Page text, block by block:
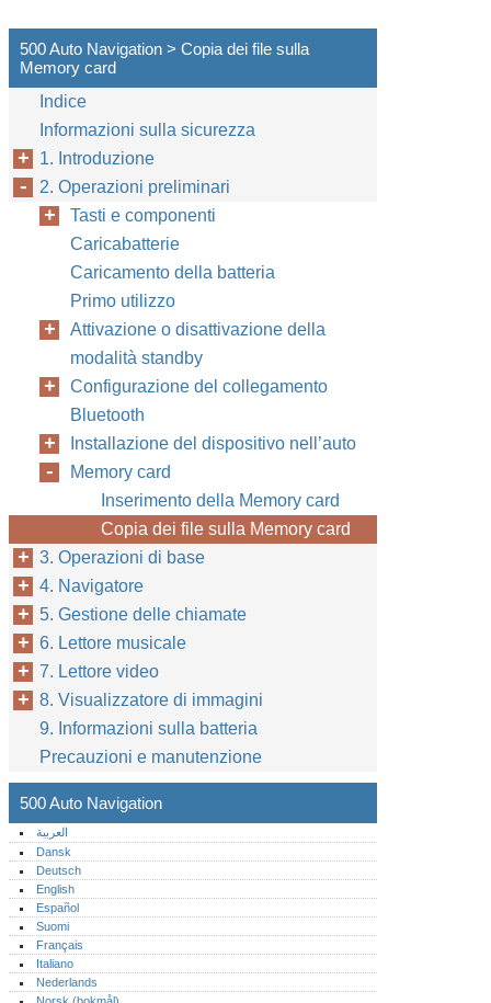
500 Auto Navigation > Copia dei file sulla
Memory card
Indice
Informazioni sulla sicurezza
1. Introduzione
2. Operazioni preliminari
Tasti e componenti
Caricabatterie
Caricamento della batteria
Primo utilizzo
Attivazione o disattivazione della
modalità standby
Configurazione del collegamento
Bluetooth
Installazione del dispositivo nell’auto
Memory card
Inserimento della Memory card
Copia dei file sulla Memory card
3. Operazioni di base
4. Navigatore
5. Gestione delle chiamate
6. Lettore musicale
7. Lettore video
8. Visualizzatore di immagini
9. Informazioni sulla batteria
Precauzioni e manutenzione
500 Auto Navigation
العربية
Dansk
Deutsch
English
Español
Suomi
Français
Italiano
Nederlands